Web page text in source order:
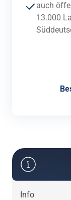
auch
13.000
Info